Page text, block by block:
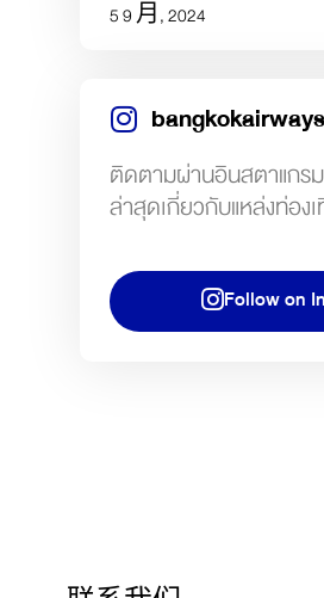
5 9 月, 2024
bangkokairways
ติดตามผ่านอินสตาแกร
ล่าสุดเกี่ยวกับแหล่งท่องเ
Follow on